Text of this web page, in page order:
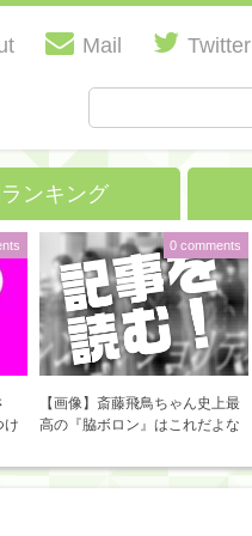
Mail Twitter
ンキング
け
【画像】斎藤飛鳥ちゃん史上最
高の『脇ボロン』はこれだよな
0 comments